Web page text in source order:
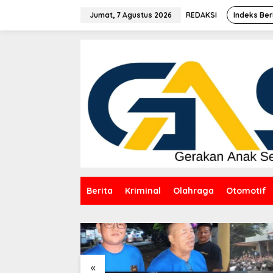
Jumat, 7 Agustus 2026 REDAKSI Indeks
Berita Kriminal Olahraga Otomotif
«